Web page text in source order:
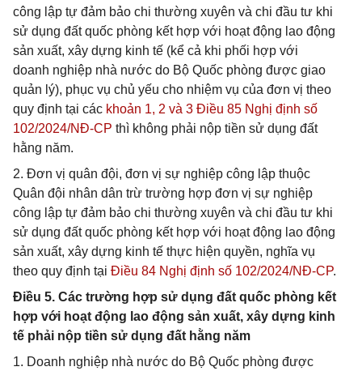
công lập tự đảm bảo chi thường xuyên và chi đầu tư khi
sử dụng đất quốc phòng kết hợp với hoạt động lao động
sản xuất, xây dựng kinh tế (kể cả khi phối hợp với
doanh nghiệp nhà nước do Bộ Quốc phòng được giao
quản lý), phục vụ chủ yếu cho nhiệm vụ của đơn vị theo
quy định tại các khoản 1, 2 và 3 Điều 85 Nghị định số
102/2024/NĐ-CP thì không phải nộp tiền sử dụng đất
hằng năm.
2. Đơn vị quân đội, đơn vị sự nghiệp công lập thuộc
Quân đội nhân dân trừ trường hợp đơn vị sự nghiệp
công lập tự đảm bảo chi thường xuyên và chi đầu tư khi
sử dụng đất quốc phòng kết hợp với hoạt động lao động
sản xuất, xây dựng kinh tế thực hiện quyền, nghĩa vụ
theo quy định tại Điều 84 Nghị định số 102/2024/NĐ-CP.
Điều 5. Các trường hợp sử dụng đất quốc phòng kết
hợp với hoạt động lao động sản xuất, xây dựng kinh
tế phải nộp tiền sử dụng đất hằng năm
1. Doanh nghiệp nhà nước do Bộ Quốc phòng được